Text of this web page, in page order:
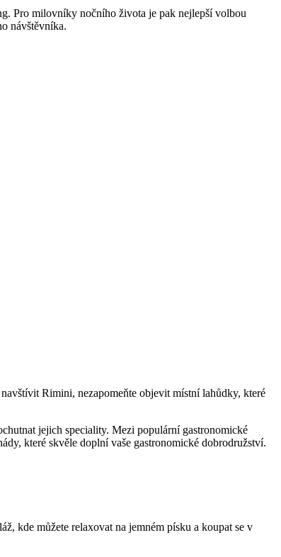
Pro milovníky nočního života je pak nejlepší volbou
návštěvníka.
Rimini, nezapomeňte objevit místní lahůdky, které
jejich speciality. Mezi populární gastronomické
které skvěle doplní vaše gastronomické dobrodružství.
kde můžete relaxovat na jemném písku a koupat se v